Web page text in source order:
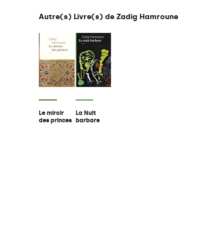
Autre(s) Livre(s) de Zadig Hamroune
Le miroir
des princes
La Nuit
barbare